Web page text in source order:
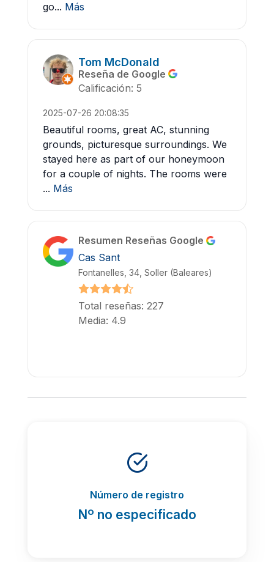
go... Más
Tom McDonald
Reseña de Google
Calificación: 5
2025-07-26 20:08:35
Beautiful rooms, great AC, stunning
grounds, picturesque surroundings. We
stayed here as part of our honeymoon
for a couple of nights. The rooms were
... Más
Resumen Reseñas Google
Cas Sant
Fontanelles, 34, Soller (Baleares)
Total reseñas: 227
Media: 4.9
Número de registro
Nº no especificado